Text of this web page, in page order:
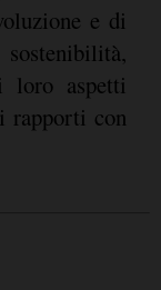
e di
aspetti
rapporti con